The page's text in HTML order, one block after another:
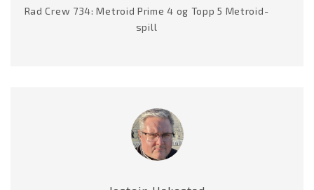
Rad Crew 734: Metroid Prime 4 og Topp 5 Metroid-
spill